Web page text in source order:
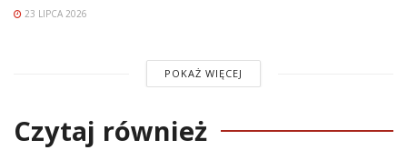
23 LIPCA 2026
POKAŻ WIĘCEJ
Czytaj również